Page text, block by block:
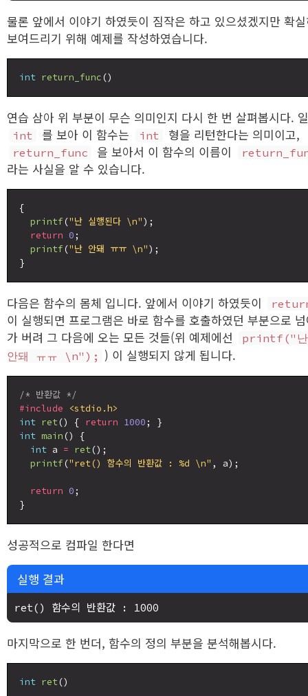
물론 앞에서 이야기 하였듯이 짐작은 하고 있으셨겠지만 확
보여드리기 위해 예제를 작성하였습니다.
int return_func
연습 삼아 위 부분이 무슨 의미인지 다시 한 번 살펴봅시다.
int 를 보아 이 함수는 int 형을 리턴한다는 의미이고,
return_func 을 보아서 이 함수의 이름이
라는 사실을 알 수 있습니다.
{
printf ("난 실행된다 \n");
return 0 ;
printf ("난 안돼 ㅠㅠ \n");
다음은 함수의 몸체 입니다. 앞에서 이야기 하였듯이
이 실행되면 프로그램은 바로 함수를 호출하였던 부분으로
가 버려 그 다음에 오는 모든 것들(위 예제에선
printf("난
안돼 ㅠㅠ \n"); ) 이 실행되지 않게 됩니다.
/* 반환값 */
#include
<stdio.h>
int ret() { return 1000
int main () {
int a = ret();
printf ("ret() 함수의 반환값 : %d \n" , a);
return 0 ;
성공적으로 컴파일 한다면
실행 결과
마지막으로 한 번더, 함수의 정의 부분을 분석해봅시다.
int ret